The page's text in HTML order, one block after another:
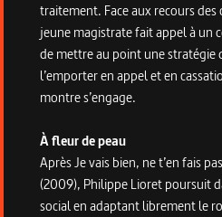
traitement. Face aux recours
jeune magistrate fait appel à un
de mettre au point une stratégie
l’emporter en appel et en
montre s’engage.
À fleur de peau
Après Je vais bien, ne t’en fais
(2009), Philippe Lioret poursuit
social en adaptant librement le